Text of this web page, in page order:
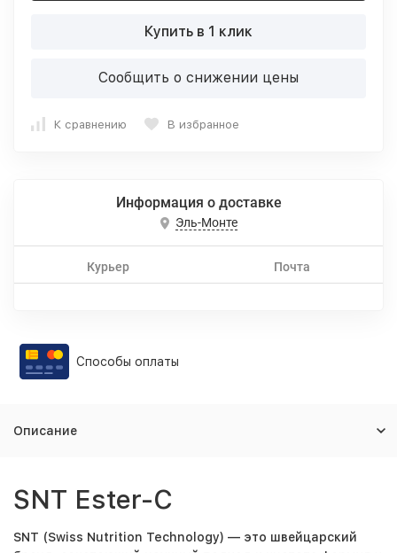
Купить в 1 клик
Сообщить о снижении цены
К сравнению В избранное
Информация о доставке
Эль-Монте
Курьер Почта
Способы оплаты
Описание
SNT Ester-C
SNT (Swiss Nutrition Technology) — это швейцарский